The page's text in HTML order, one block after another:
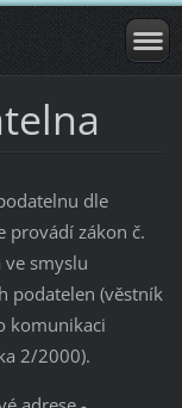
dle
provádí zákon č.
smyslu
podatelen (věstník
komunikaci
2/2000).